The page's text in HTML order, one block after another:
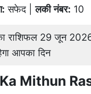
सफेद |लकी नंबर: 10
राशिफल 29 जून 2026:
आपका दिन
Ka Mithun